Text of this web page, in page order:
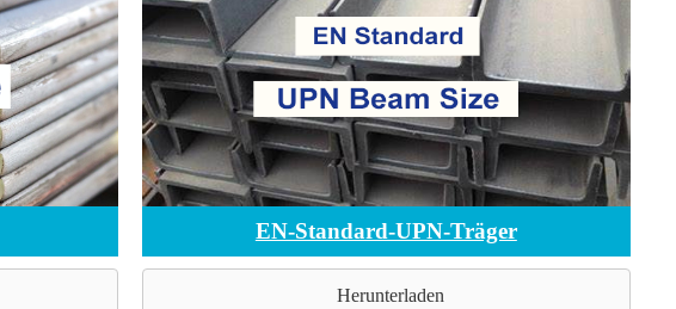
EN-Standard-UPN-Träger
Herunterladen